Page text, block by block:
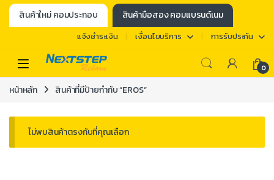
สินค้าใหม่ คอมประกอบ สินค้ามือสอง คอมแบรนด์เนม
แจ้งชำระเงิน เงื่อนไขบริการ การรับประกัน
0
หน้าหลัก สินค้าที่มีป้ายกำกับ “EROS”
ไม่พบสินค้าตรงกับที่คุณเลือก